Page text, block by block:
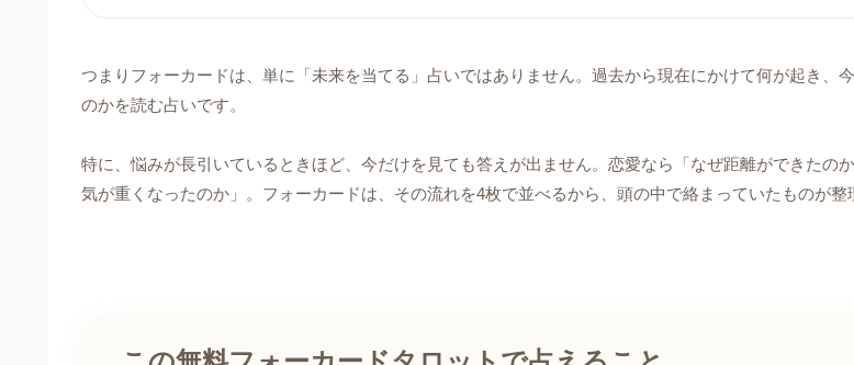
つまりフォーカードは、単に「未来を当てる」占いではありません。過去から現在にかけて何が起き
のかを読む占いです。
特に、悩みが長引いているときほど、今だけを見ても答えが出ません。恋愛なら「なぜ距離ができた
気が重くなったのか」。フォーカードは、その流れを4枚で並べるから、頭の中で絡まっていたものが整